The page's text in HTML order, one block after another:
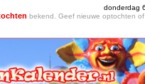
donderdag
bekend. Geef nieuwe optochten of